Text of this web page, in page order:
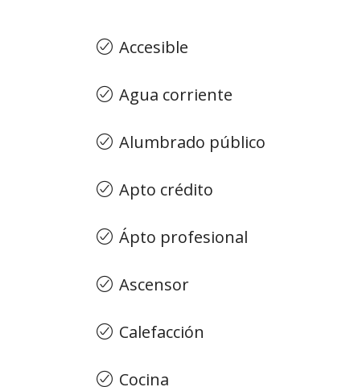
Accesible
Agua corriente
Alumbrado público
Apto crédito
Ápto profesional
Ascensor
Calefacción
Cocina